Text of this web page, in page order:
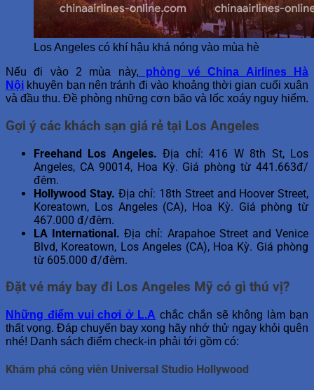
Los Angeles có khí hậu khá nóng vào mùa hè
Nếu đi vào 2 mùa này, phòng vé China Airlines Hà
Nội khuyên bạn nên tránh đi vào khoảng thời gian cuối xuân
và đầu thu. Đề phòng những cơn bão và lốc xoáy nguy hiểm.
Gợi ý các khách sạn giá rẻ tại Los Angeles
Freehand Los Angeles. Địa chỉ: 416 W 8th St, Los
Angeles, CA 90014, Hoa Kỳ. Giá phòng từ 441.663đ/
đêm.
Hollywood Stay. Địa chỉ: 18th Street and Hoover Street,
Koreatown, Los Angeles (CA), Hoa Kỳ. Giá phòng từ
467.000 đ/đêm.
LA International. Địa chỉ: Arapahoe Street and Venice
Blvd, Koreatown, Los Angeles (CA), Hoa Kỳ. Giá phòng
từ 605.000 đ/đêm.
Đặt vé máy bay đi Los Angeles Mỹ có gì thú vị?
Những điểm vui chơi ở L.A chắc chắn sẽ không làm bạn
thất vọng. Đáp chuyến bay xong hãy nhớ thử ngay khỏi quên
nhé! Danh sách điểm check-in phải tới gồm có:
Khám phá công viên Universal Studio Hollywood